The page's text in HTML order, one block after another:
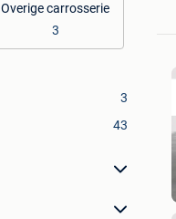
Overige carrosserie
3
3
43